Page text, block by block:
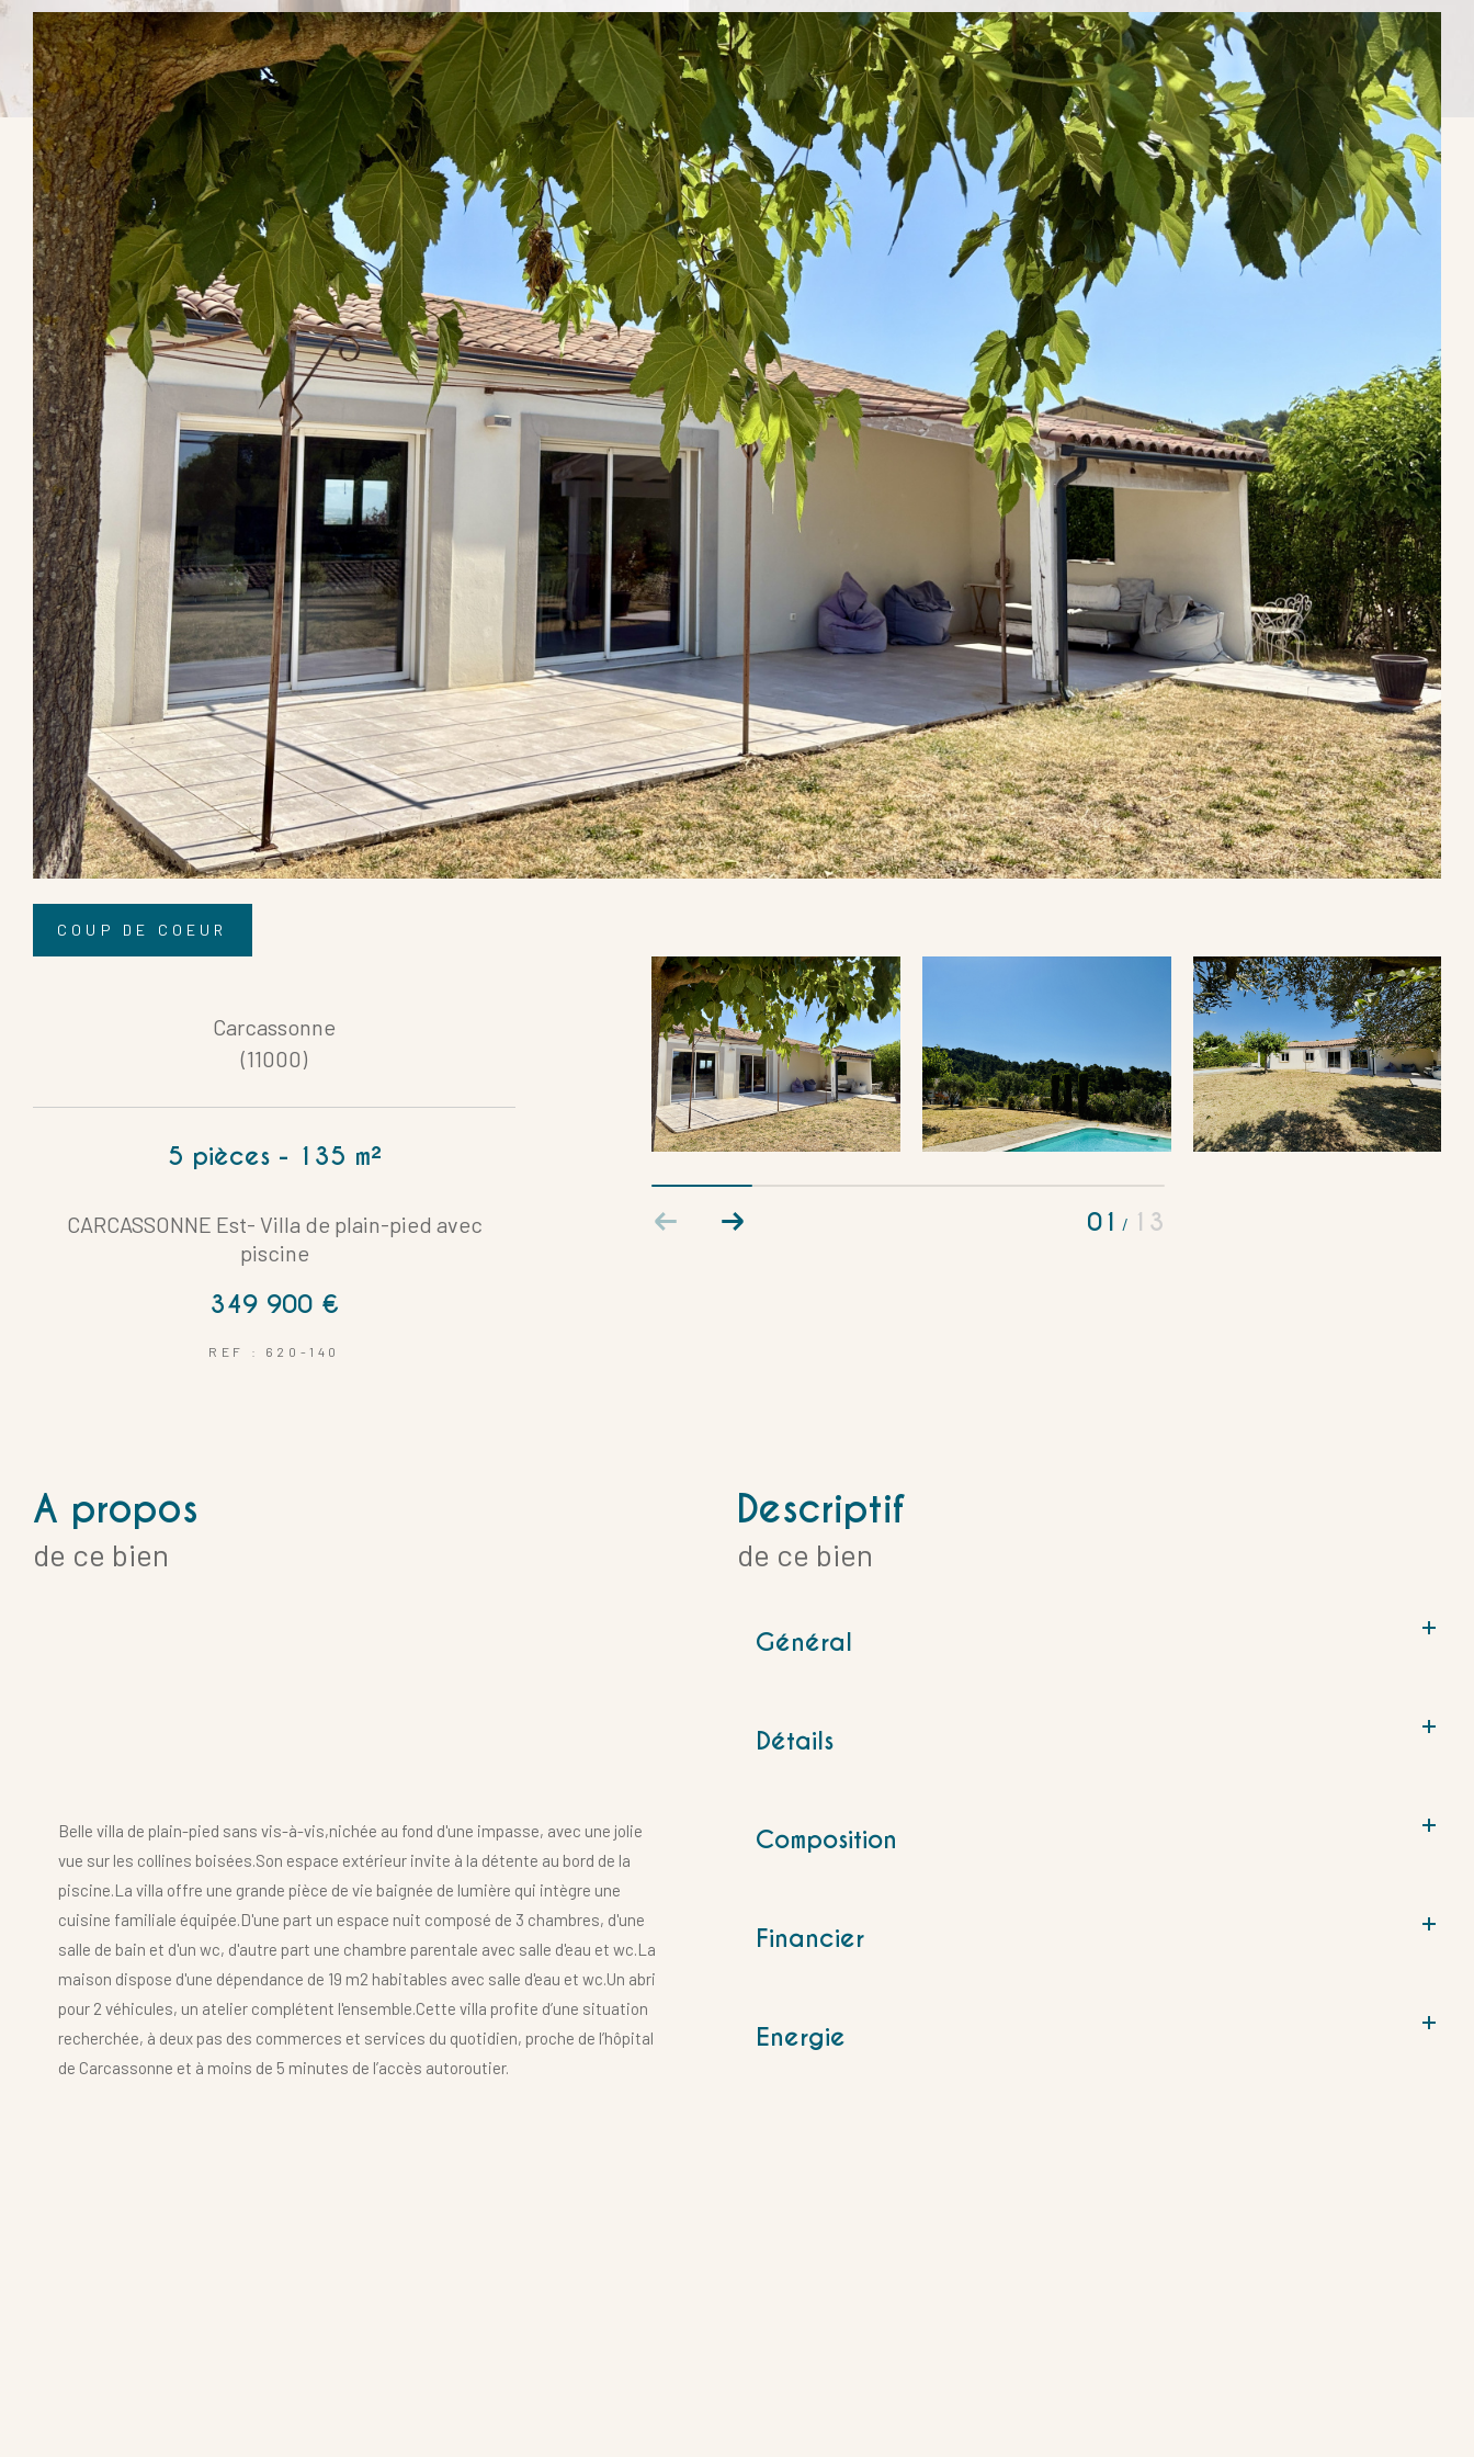
COUP DE COEUR
01 / 13
Carcassonne
(11000)
5 pièces - 135 m²
CARCASSONNE Est- Villa de plain-pied avec
piscine
349 900 €
REF : 620-140
a propos
de ce bien
Belle villa de plain-pied sans vis-à-vis,nichée au fond d'une impasse, avec une jolie
vue sur les collines boisées.Son espace extérieur invite à la détente au bord de la
piscine.La villa offre une grande pièce de vie baignée de lumière qui intègre une
cuisine familiale équipée.D'une part un espace nuit composé de 3 chambres, d'une
salle de bain et d'un wc, d'autre part une chambre parentale avec salle d'eau et wc.La
maison dispose d'une dépendance de 19 m2 habitables avec salle d'eau et wc.Un abri
pour 2 véhicules, un atelier complétent l'ensemble.Cette villa profite d’une situation
recherchée, à deux pas des commerces et services du quotidien, proche de l’hôpital
de Carcassonne et à moins de 5 minutes de l’accès autoroutier.
descriptif
de ce bien
Général
Détails
Composition
Financier
Energie
Référence
AFFINER LES CRITÈRES
Parking Piscine
FILTRER PAR
Coups de coeur Exclusivités Nouveautés
RECHERCHER